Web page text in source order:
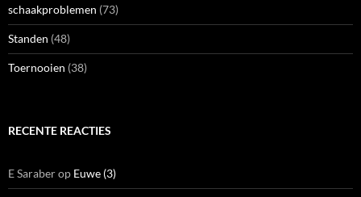
schaakproblemen (73)
Standen (48)
Toernooien (38)
RECENTE REACTIES
E Saraberop Euwe (3)